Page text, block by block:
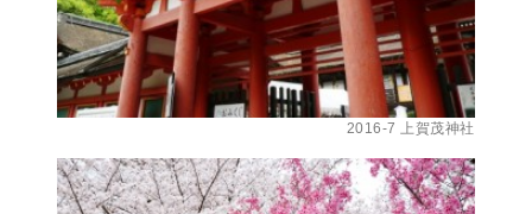
2016-7 上賀茂神社